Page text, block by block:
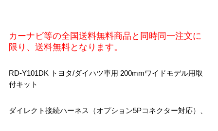
カーナビ等の全国送料無料商品と同時同一注文に
限り、送料無料となります。
RD-Y101DK トヨタ/ダイハツ車用 200mmワイドモデル用取
付キット
ダイレクト接続ハーネス（オプション5Pコネクター対応）、